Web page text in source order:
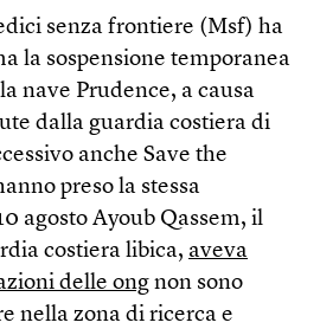
senza frontiere (Msf) ha
la sospensione temporanea
nave Prudence, a causa
dalla guardia costiera di
anche Save the
preso la stessa
agosto Ayoub Qassem, il
costiera libica, aveva
delle ong non sono
nella zona di ricerca e